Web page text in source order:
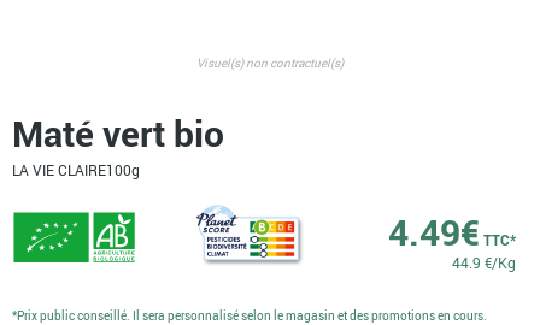
Visuel(s) non contractuel(s)
Maté vert bio
LA VIE CLAIRE100g
4.49€ TTC*
44.9 €/Kg
*Prix public conseillé. Il sera personnalisé selon le magasin et des promotions en cours.